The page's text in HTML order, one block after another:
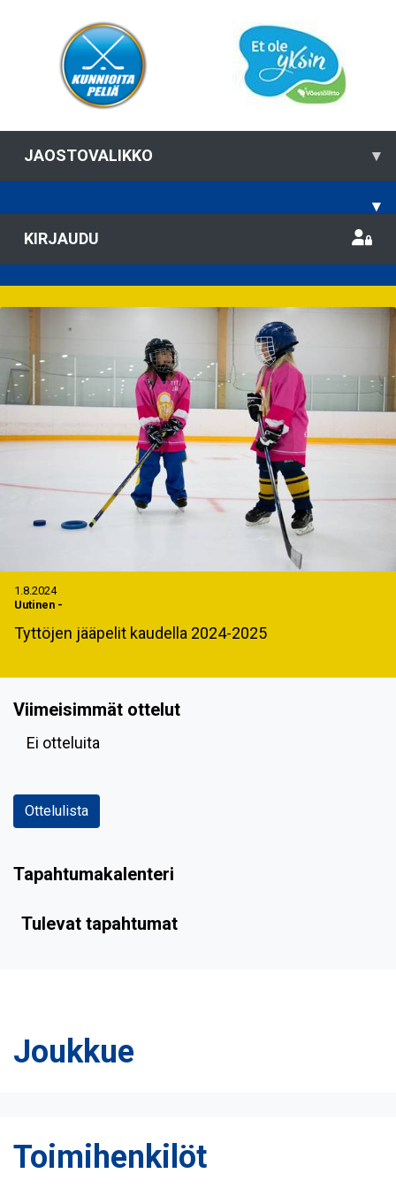
JAOSTOVALIKKO ▾
▾
KIRJAUDU
1.8.2024
Uutinen -
Tyttöjen jääpelit kaudella 2024-2025
Viimeisimmät ottelut
Ei otteluita
Ottelulista
Tapahtumakalenteri
Tulevat tapahtumat
Joukkue
Toimihenkilöt